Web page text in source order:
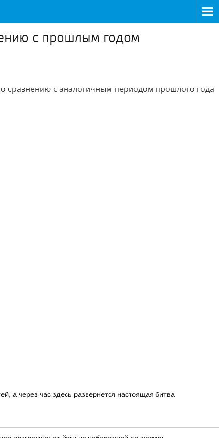
с прошлым годом
сравнению с аналогичным периодом прошлого года
а через час здесь развернется настоящая битва